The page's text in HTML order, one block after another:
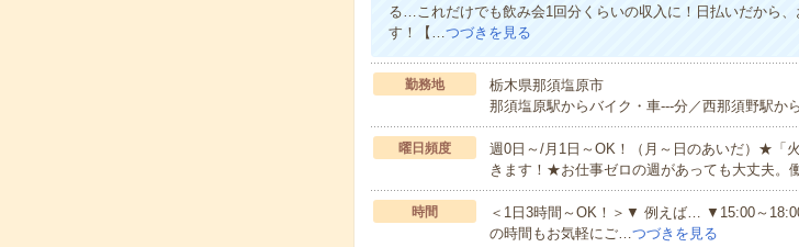
る…これだけでも飲み会1回分くらいの収入に！日払いだから
す！【…つづきを見る
勤務地
栃木県那須塩原市
那須塩原駅からバイク・車---分／西那須野駅か
曜日頻度
週0日～/月1日～OK！（月～日のあいだ）★「
きます！★お仕事ゼロの週があっても大丈夫。
時間
＜1日3時間～OK！＞▼ 例えば… ▼15:00～
の時間もお気軽にご…つづきを見る